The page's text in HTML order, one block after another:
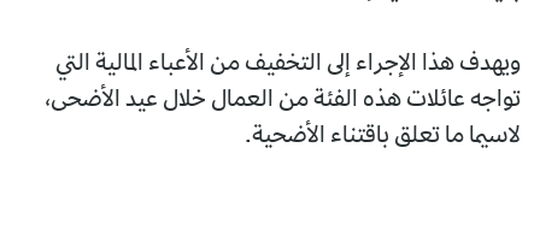
ويهدف هذا الإجراء إلى التخفيف من الأعباء المالية التي
تواجه عائلات هذه الفئة من العمال خلال عيد الأضحى،
لاسيما ما تعلق باقتناء الأضحية.